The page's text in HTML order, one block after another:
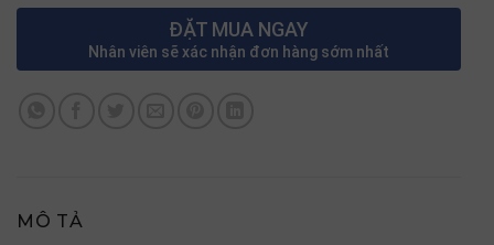
ĐẶT MUA NGAY
Nhân viên sẽ xác nhận đơn hàng sớm nhất
MÔ TẢ